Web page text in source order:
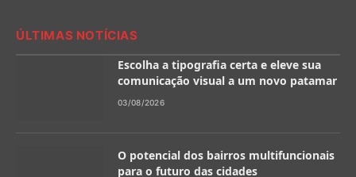
ÚLTIMAS NOTÍCIAS
Escolha a tipografia certa e eleve sua
comunicação visual a um novo patamar
03/08/2026
O potencial dos bairros multifuncionais
para o futuro das cidades